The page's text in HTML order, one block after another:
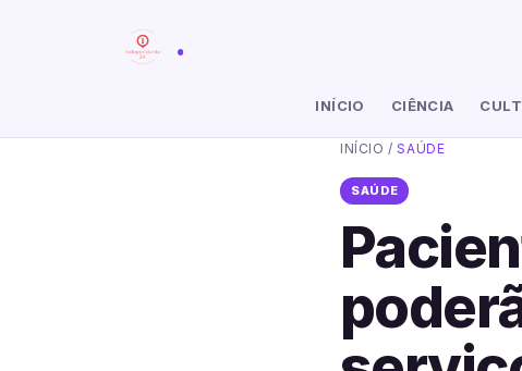
.
INÍCIO CIÊNCIA
INÍCIO /SAÚDE
SAÚDE